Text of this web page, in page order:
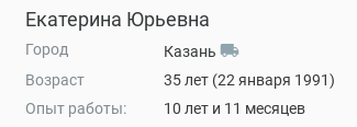
Екатерина Юрьевна
Город Казань local_shipping
Возраст
35 лет (22 января 1991)
Опыт работы:
10 лет и 11 месяцев